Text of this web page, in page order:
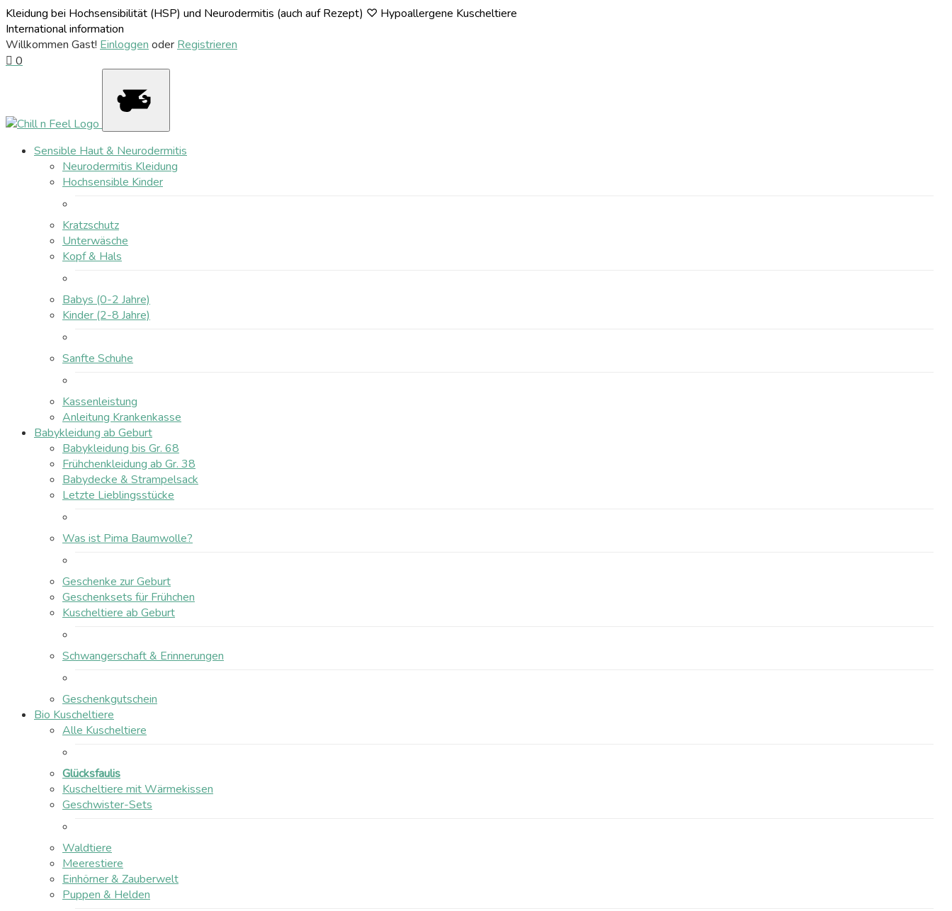
Kleidung bei Hochsensibilität (HSP) und Neurodermitis (auch auf Rezept) ♡ Hypoallergene Kuscheltiere
International information
Willkommen Gast! Einloggen oder Registrieren
0
Sensible Haut & Neurodermitis
Neurodermitis Kleidung
Hochsensible Kinder
Kratzschutz
Unterwäsche
Kopf & Hals
Babys (0-2 Jahre)
Kinder (2-8 Jahre)
Sanfte Schuhe
Kassenleistung
Anleitung Krankenkasse
Babykleidung ab Geburt
Babykleidung bis Gr. 68
Frühchenkleidung ab Gr. 38
Babydecke & Strampelsack
Letzte Lieblingsstücke
Was ist Pima Baumwolle?
Geschenke zur Geburt
Geschenksets für Frühchen
Kuscheltiere ab Geburt
Schwangerschaft & Erinnerungen
Geschenkgutschein
Bio Kuscheltiere
Alle Kuscheltiere
Glücksfaulis
Kuscheltiere mit Wärmekissen
Geschwister-Sets
Waldtiere
Meerestiere
Einhörner & Zauberwelt
Puppen & Helden